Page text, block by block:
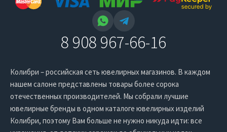
8 908 967-66-16
Колибри – российская сеть ювелирных магазинов. В каждом
нашем салоне представлены товары более сорока
отечественных производителей. Мы собрали лучшие
ювелирные бренды в одном каталоге ювелирных изделий
Колибри, поэтому Вам больше не нужно никуда идти: все